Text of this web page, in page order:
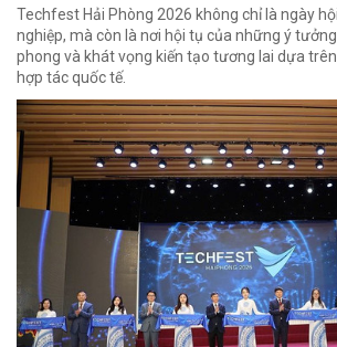
Techfest Hải Phòng 2026 không chỉ là ngày
nghiệp, mà còn là nơi hội tụ của những ý
phong và khát vọng kiến tạo tương lai dựa
hợp tác quốc tế.